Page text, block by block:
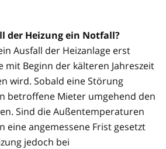
der Heizung ein Notfall?
Ausfall der Heizanlage erst
mit Beginn der kälteren Jahreszeit
wird. Sobald eine Störung
betroffene Mieter umgehend den
Sind die Außentemperaturen
eine angemessene Frist gesetzt
jedoch bei